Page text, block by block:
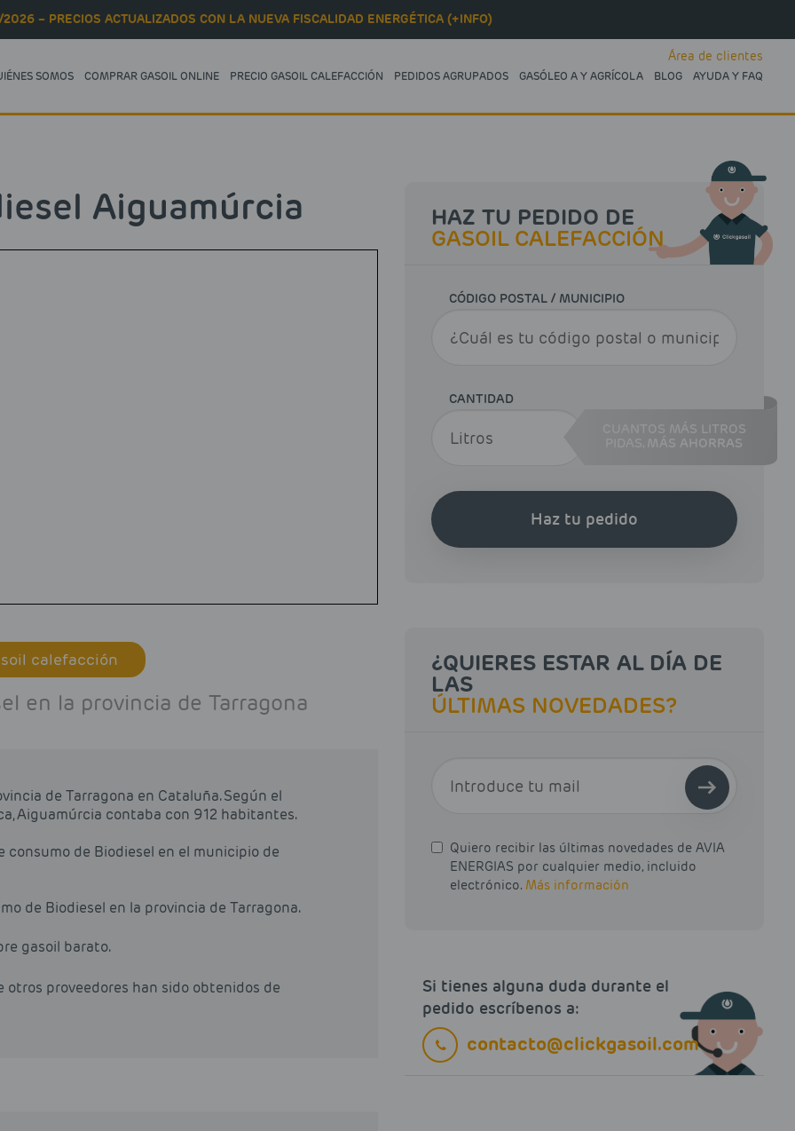
– PRECIOS ACTUALIZADOS CON LA NUEVA FISCALIDAD ENERGÉTICA (+INFO)
SOMOS COMPRAR GASOIL ONLINE PRECIO GASOIL CALEFACCIÓN PEDIDOS AGRUPADOS GASÓLEO A Y AGRÍCOLA BLOG AYUDA Y FAQ
Área de clientes
Aiguamúrcia
calefacción
en la provincia de Tarragona
de Tarragona en Cataluña. Según el
Aiguamúrcia contaba con 912 habitantes.
consumo de Biodiesel en el municipio de
de Biodiesel en la provincia de Tarragona.
gasoil barato.
otros proveedores han sido obtenidos de
HAZ TU PEDIDO DE
GASOIL CALEFACCIÓN
CÓDIGO POSTAL / MUNICIPIO
CANTIDAD
CUANTOS MÁS LITROS
MÁS AHORRAS
Haz tu pedido
¿QUIERES ESTAR AL DÍA DE
LAS
ÚLTIMAS NOVEDADES?
Quiero recibir las últimas novedades de AVIA
ENERGIAS por cualquier medio, incluido
electrónico. Más información
Si tienes alguna duda durante el
pedido escríbenos a:
contacto@clickgasoil.com